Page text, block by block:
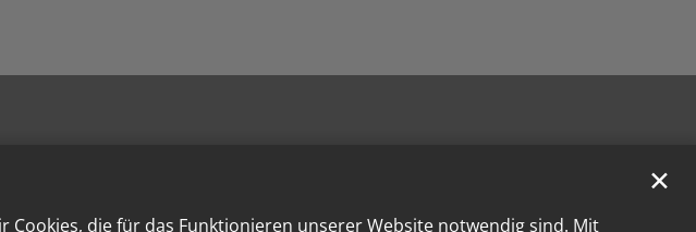
die für das Funktionieren unserer Website notwendig sind. Mit
✕